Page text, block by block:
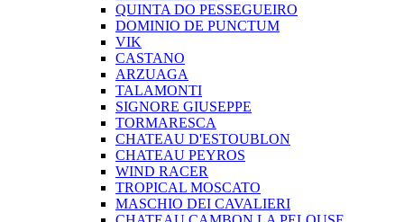
QUINTA DO PESSEGUEIRO
DOMINIO DE PUNCTUM
VIK
CASTANO
ARZUAGA
TALAMONTI
SIGNORE GIUSEPPE
TORMARESCA
CHATEAU D'ESTOUBLON
CHATEAU PEYROS
WIND RACER
TROPICAL MOSCATO
MASCHIO DEI CAVALIERI